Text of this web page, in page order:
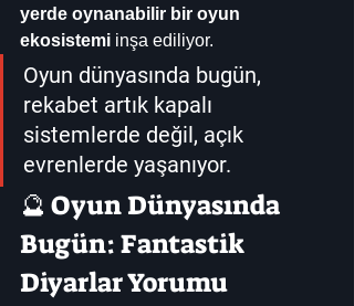
yerde oynanabilir bir oyun
ekosistemi inşa ediliyor.
Oyun dünyasında bugün,
rekabet artık kapalı
sistemlerde değil, açık
evrenlerde yaşanıyor.
🔮 Oyun Dünyasında
Bugün: Fantastik
Diyarlar Yorumu